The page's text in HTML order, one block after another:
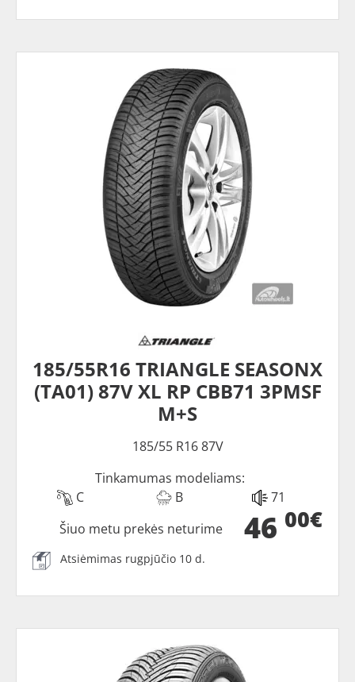
185/55R16 TRIANGLE SEASONX
(TA01) 87V XL RP CBB71 3PMSF
M+S
185/55 R16 87V
Tinkamumas modeliams:
C
B 71
46 00€
Šiuo metu prekės neturime
Atsiėmimas rugpjūčio 10 d.